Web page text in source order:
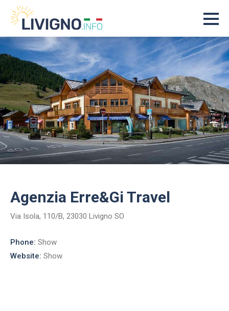
Agenzia Erre&Gi Travel
Via Isola, 110/B, 23030 Livigno SO
Phone: Show
Website: Show